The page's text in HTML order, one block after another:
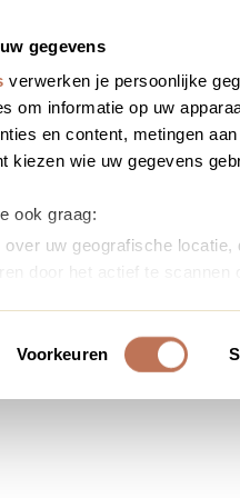
gegevens
verwerken je persoonlijke
om informatie op uw
en content, metingen
kiezen wie uw gegevens
ook graag:
uw geografische
door het actief te
Voorkeuren